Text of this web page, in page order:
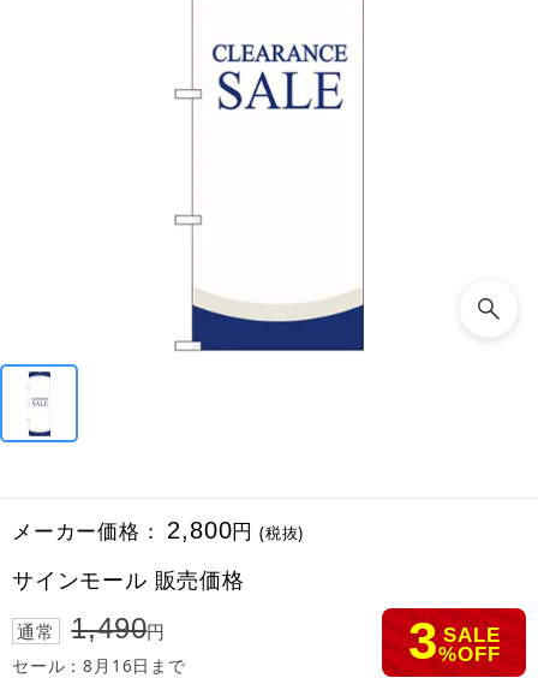
メーカー価格： 2,800円(税抜)
サインモール 販売価格
通常 1,490円
セール：8月16日まで 3 SALE
%OFF